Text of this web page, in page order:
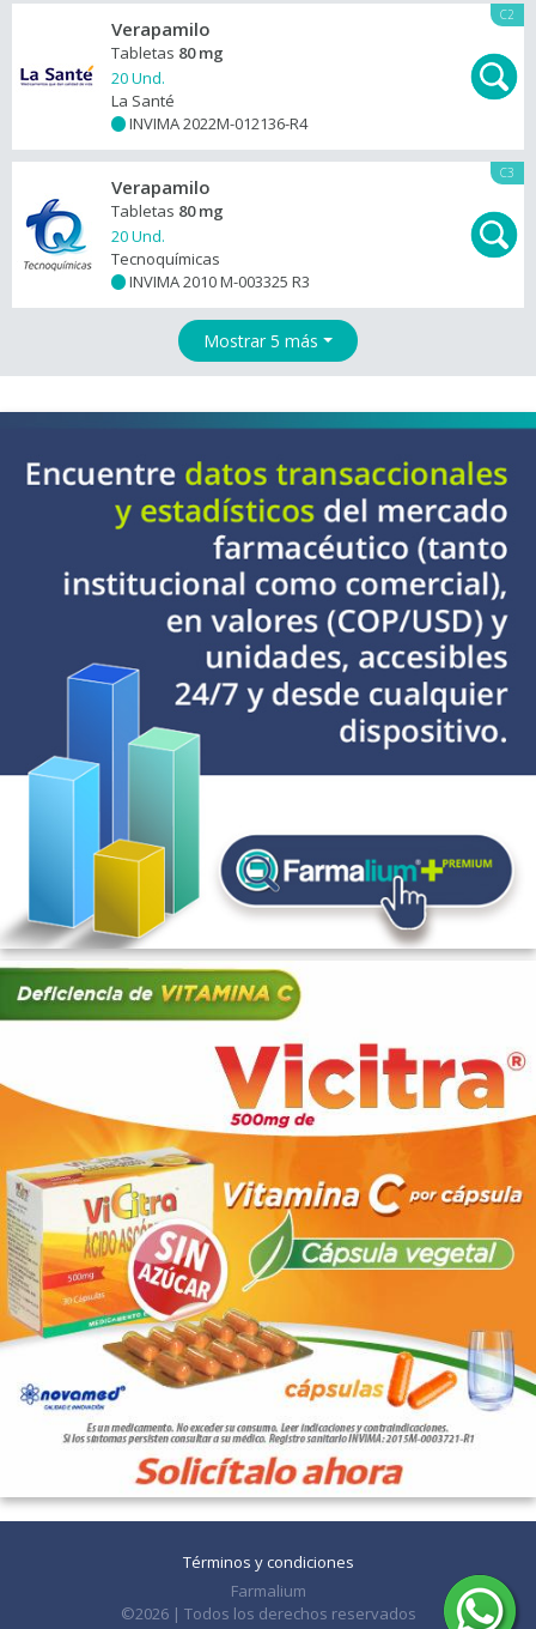
C2
Verapamilo
Tabletas 80 mg
20 Und.
La Santé
INVIMA 2022M-012136-R4
C3
Verapamilo
Tabletas 80 mg
20 Und.
Tecnoquímicas
INVIMA 2010 M-003325 R3
Mostrar 5 más
Términos y condiciones
Farmalium
©2026 | Todos los derechos reservados